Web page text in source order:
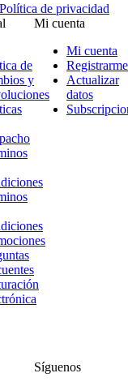
Política de privacidad
de
y
Mi cuenta
Mi cuenta
Registrarme
Actualizar
datos
Síguenos